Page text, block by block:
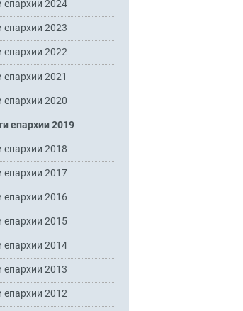
епархии 2024
епархии 2023
епархии 2022
епархии 2021
епархии 2020
епархии 2019
епархии 2018
епархии 2017
епархии 2016
епархии 2015
епархии 2014
епархии 2013
епархии 2012